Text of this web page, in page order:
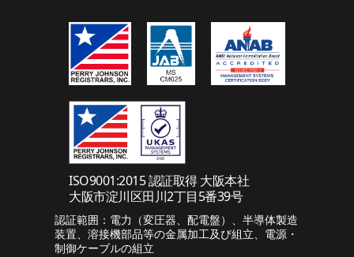
ISO9001:2015 認証取得 大阪本社
大阪市淀川区田川2丁目5番39号
認証範囲：電力（変圧器、配電盤）、半導体製造
装置、溶接機部品等の金属加工及び組立、電源・
制御ケーブルの組立